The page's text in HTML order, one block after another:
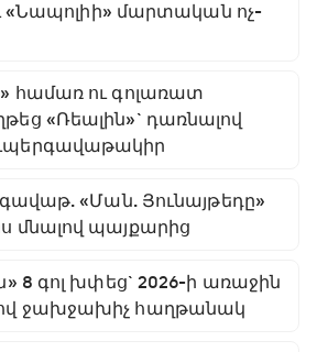
«Նապոլիի» մարտական ոչ-
համառ ու գոլառատ
«Ռեալին»` դառնալով
գավաթ. «Ման. Յունայթեդը»
մնալով պայքարից
8 գոլ խփեց` 2026-ի առաջին
ջախջախիչ հաղթանակ